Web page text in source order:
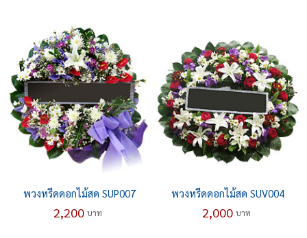
พวงหรีดดอกไม้สด SUP007
2,200 บาท
พวงหรีดดอกไม้สด SUV004
2,000 บาท